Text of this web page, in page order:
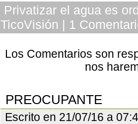
Privatizar el agua es
TicoVisión | 1
Los Comentarios son
nos
PREOCUPANTE
Escrito en 21/07/16 a